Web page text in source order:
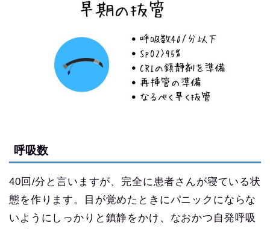
呼吸数
40回/分と言いますが、完全に患者さんが寝ている状
態を作ります。目が覚めたときにパニックにならな
いようにしっかりと鎮静をかけ、なおかつ自発呼吸